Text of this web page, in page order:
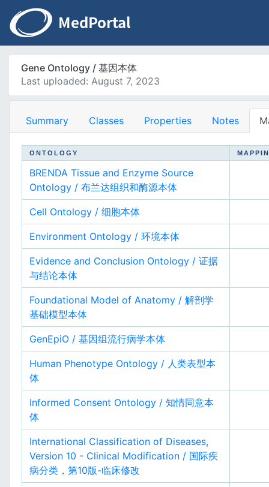
Gene Ontology / 基因本体
Last uploaded: August 7, 2023
Summary Classes Properties Notes
ONTOLOGY
BRENDA Tissue and Enzyme Source
Ontology / 布兰达组织和酶源本体
Cell Ontology / 细胞本体
Environment Ontology / 环境本体
Evidence and Conclusion Ontology / 证据
与结论本体
Foundational Model of Anatomy / 解剖学
基础模型本体
GenEpiO / 基因组流行病学本体
Human Phenotype Ontology / 人类表型本
体
Informed Consent Ontology / 知情同意本
体
International Classification of Diseases,
Version 10 - Clinical Modification / 国际疾
病分类，第10版-临床修改